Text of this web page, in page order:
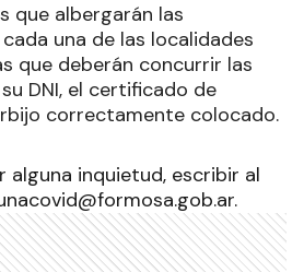
que albergarán las
una de las localidades
que deberán concurrir las
DNI, el certificado de
correctamente colocado.
alguna inquietud, escribir al